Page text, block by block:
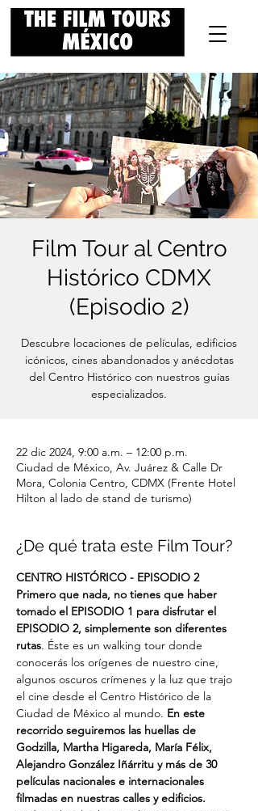
Film Tour al Centro
Histórico CDMX
(Episodio 2)
Descubre locaciones de películas, edificios
icónicos, cines abandonados y anécdotas
del Centro Histórico con nuestros guías
especializados.
22 dic 2024, 9:00 a.m. – 12:00 p.m.
Ciudad de México, Av. Juárez & Calle Dr
Mora, Colonia Centro, CDMX (Frente Hotel
Hilton al lado de stand de turismo)
¿De qué trata este Film Tour?
CENTRO HISTÓRICO - EPISODIO 2
Primero que nada, no tienes que haber
tomado el EPISODIO 1 para disfrutar el
EPISODIO 2, simplemente son diferentes
rutas. Éste es un walking tour donde
conocerás los orígenes de nuestro cine,
algunos oscuros crímenes y la luz que trajo
el cine desde el Centro Histórico de la
Ciudad de México al mundo. En este
recorrido seguiremos las huellas de
Godzilla, Martha Higareda, María Félix,
Alejandro González Iñárritu y más de 30
películas nacionales e internacionales
filmadas en nuestras calles y edificios.